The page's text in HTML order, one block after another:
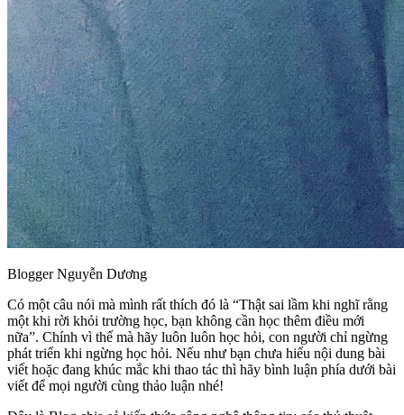
Blogger Nguyễn Dương
Có một câu nói mà mình rất thích đó là “Thật sai lầm khi nghĩ rằng
một khi rời khỏi trường học, bạn không cần học thêm điều mới
nữa”. Chính vì thế mà hãy luôn luôn học hỏi, con người chỉ ngừng
phát triển khi ngừng học hỏi. Nếu như bạn chưa hiểu nội dung bài
viết hoặc đang khúc mắc khi thao tác thì hãy bình luận phía dưới bài
viết để mọi người cùng thảo luận nhé!